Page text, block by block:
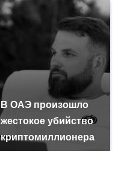
В ОАЭ произошло
жестокое убийство
криптомиллионера